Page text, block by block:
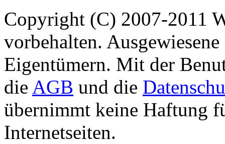
Copyright (C) 2007-2011
vorbehalten.
Eigentümern. Mit der
die AGB und die
übernimmt keine Haftung
Internetseiten.